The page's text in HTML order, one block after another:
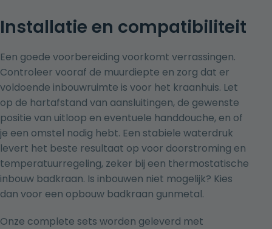
Installatie en compatibiliteit
Een goede voorbereiding voorkomt verrassingen.
Controleer vooraf de muurdiepte en zorg dat er
voldoende inbouwruimte is voor het kraanhuis. Let
op de hartafstand van aansluitingen, de gewenste
positie van uitloop en eventuele handdouche, en of
je een omstel nodig hebt. Een stabiele waterdruk
levert het beste resultaat op voor doorstroming en
temperatuurregeling, zeker bij een thermostatische
inbouw badkraan. Is inbouwen niet mogelijk? Kies
dan voor een opbouw badkraan gunmetal.
Onze complete sets worden geleverd met